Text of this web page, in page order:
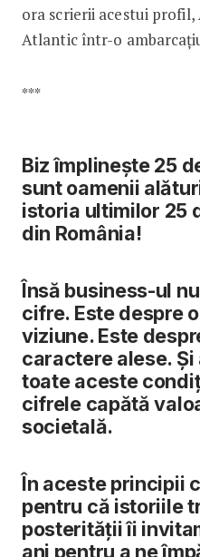
ora scrierii acestui
Atlantic într-o
***
Biz împlinește 25
sunt oamenii
istoria ultimilor 25
din România!
Însă business-ul
cifre. Este despre
viziune. Este
caractere alese.
toate aceste
cifrele capătă
societală.
În aceste principii
pentru că istoriile
posterității îi
ani pentru a ne